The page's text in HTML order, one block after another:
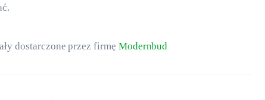
dostarczone przez firmę Modernbud